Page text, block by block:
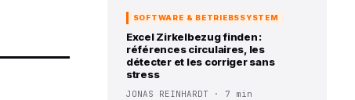
SOFTWARE & BETRIEBSSYSTEM
Excel Zirkelbezug finden :
références circulaires, les
détecter et les corriger sans
stress
JONAS REINHARDT · 7 min